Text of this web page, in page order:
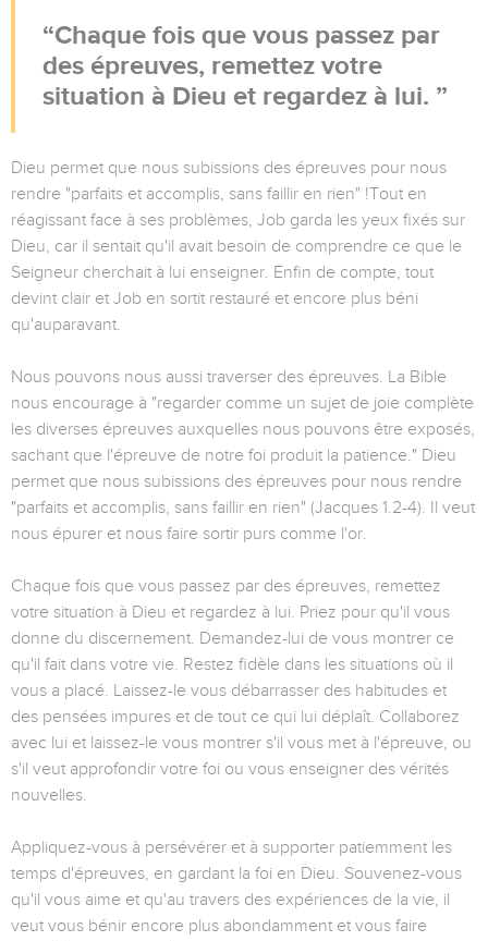
Chaque fois que vous passez par
des épreuves, remettez votre
situation à Dieu et regardez à lui.
Dieu permet que nous subissions des épreuves pour nous
rendre "parfaits et accomplis, sans faillir en rien" !Tout en
réagissant face à ses problèmes, Job garda les yeux fixés sur
Dieu, car il sentait qu'il avait besoin de comprendre ce que le
Seigneur cherchait à lui enseigner. Enfin de compte, tout
devint clair et Job en sortit restauré et encore plus béni
qu'auparavant.
Nous pouvons nous aussi traverser des épreuves. La Bible
nous encourage à "regarder comme un sujet de joie complète
les diverses épreuves auxquelles nous pouvons être exposés,
sachant que l'épreuve de notre foi produit la patience." Dieu
permet que nous subissions des épreuves pour nous rendre
"parfaits et accomplis, sans faillir en rien" (Jacques 1.2-4). Il veut
nous épurer et nous faire sortir purs comme l'or.
Chaque fois que vous passez par des épreuves, remettez
votre situation à Dieu et regardez à lui. Priez pour qu'il vous
donne du discernement. Demandez-lui de vous montrer ce
qu'il fait dans votre vie. Restez fidèle dans les situations où il
vous a placé. Laissez-le vous débarrasser des habitudes et
des pensées impures et de tout ce qui lui déplaît. Collaborez
avec lui et laissez-le vous montrer s'il vous met à l'épreuve, ou
s'il veut approfondir votre foi ou vous enseigner des vérités
nouvelles.
Appliquez-vous à persévérer et à supporter patiemment les
temps d'épreuves, en gardant la foi en Dieu. Souvenez-vous
qu'il vous aime et qu'au travers des expériences de la vie, il
veut vous bénir encore plus abondamment et vous faire